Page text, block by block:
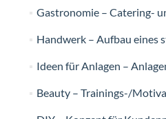
Gastronomie – Catering-
Handwerk – Aufbau eines
Ideen für Anlagen –
Beauty – Trainings-/